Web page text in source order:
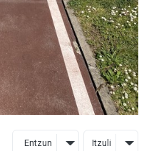
Entzun Itzuli